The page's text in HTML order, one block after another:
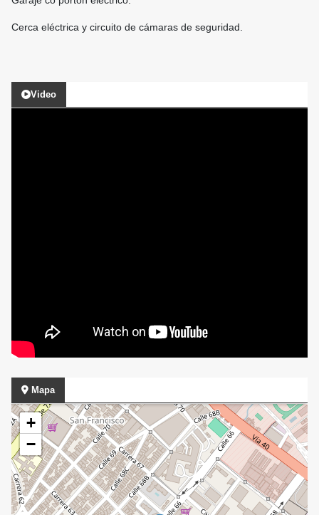
Cerca eléctrica y circuito de cámaras de seguridad.
Video
Mapa
+
−